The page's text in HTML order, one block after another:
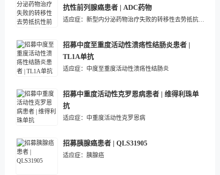
抗性前列腺癌患者 | ADC药物
适应症： 新型内分泌药物治疗失败的转移性去势抵抗性前列腺癌
招募中度至重度活动性溃疡性结肠炎患者 |
TL1A单抗
适应症： 中度至重度活动性溃疡性结肠炎
招募中重度活动性克罗恩病患者 | 维得利珠单
抗
适应症： 中重度活动性克罗恩病
招募胰腺癌患者 | QLS31905
适应症： 胰腺癌